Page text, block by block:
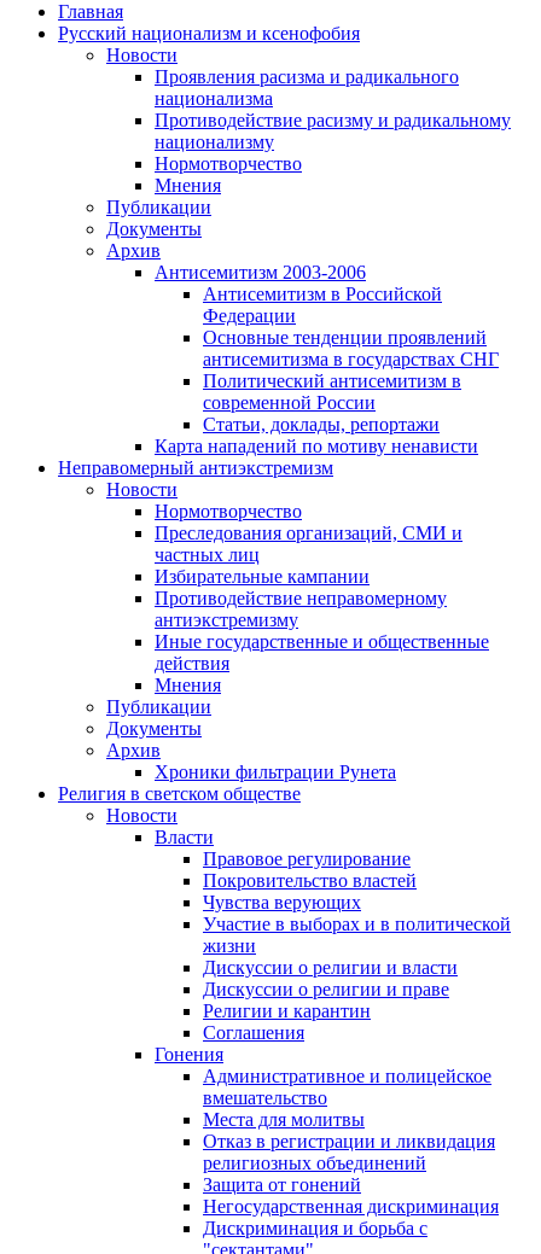
Главная
Русский национализм и ксенофобия
Новости
Проявления расизма и радикального
национализма
Противодействие расизму и радикальному
национализму
Нормотворчество
Мнения
Публикации
Документы
Архив
Антисемитизм 2003-2006
Антисемитизм в Российской
Федерации
Основные тенденции проявлений
антисемитизма в государствах СНГ
Политический антисемитизм в
современной России
Статьи, доклады, репортажи
Карта нападений по мотиву ненависти
Неправомерный антиэкстремизм
Новости
Нормотворчество
Преследования организаций, СМИ и
частных лиц
Избирательные кампании
Противодействие неправомерному
антиэкстремизму
Иные государственные и общественные
действия
Мнения
Публикации
Документы
Архив
Хроники фильтрации Рунета
Религия в светском обществе
Новости
Власти
Правовое регулирование
Покровительство властей
Чувства верующих
Участие в выборах и в политической
жизни
Дискуссии о религии и власти
Дискуссии о религии и праве
Религии и карантин
Соглашения
Гонения
Административное и полицейское
вмешательство
Места для молитвы
Отказ в регистрации и ликвидация
религиозных объединений
Защита от гонений
Негосударственная дискриминация
Дискриминация и борьба с